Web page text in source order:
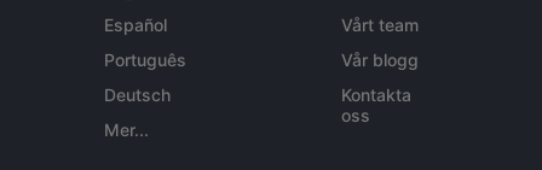
Español
Português
Deutsch
Mer...
Vårt team
Vår blogg
Kontakta
oss